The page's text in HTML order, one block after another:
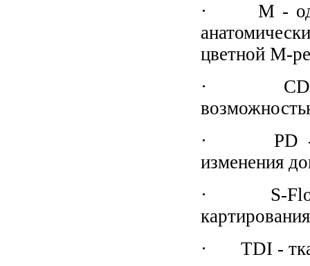
· M -
цветной М-
· CD -
· PD -
изменения
· S-Flow –
· TDI -